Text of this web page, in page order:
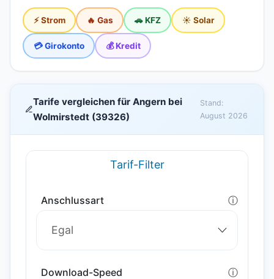
⚡ Strom 🔥 Gas 🚗 KFZ ☀️ Solar
💳 Girokonto 💰 Kredit
Tarife vergleichen für Angern bei
Wolmirstedt (39326)
Stand:
August 2026